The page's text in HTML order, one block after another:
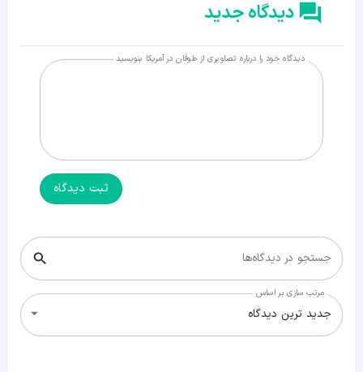
دیدگاه جدید
دیدگاه خود را درباره تصاویری از طوفان در آمریکا بنویسید
ثبت دیدگاه
جستجو در دیدگاه‌ها
مرتب سازی بر اساس
جدید ترین دیدگاه